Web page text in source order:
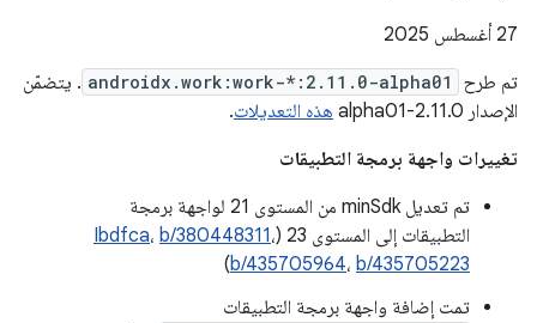
‫27 أغسطس 2025
تم طرح
androidx.work:work-*:2.11.0-alpha01 . يتضمّن
الإصدار 2.11.0-alpha01
هذه التعديلات.
تغييرات واجهة برمجة التطبيقات
تم تعديل minSdk من المستوى 21 لواجهة برمجة
التطبيقات إلى المستوى 23 (
Ibdfca، b/380448311،
b/435705964، b/435705223
)
تمت إضافة واجهة برمجة التطبيقات